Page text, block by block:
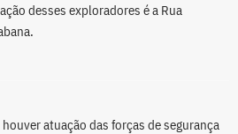
desses exploradores é a Rua
atuação das forças de segurança